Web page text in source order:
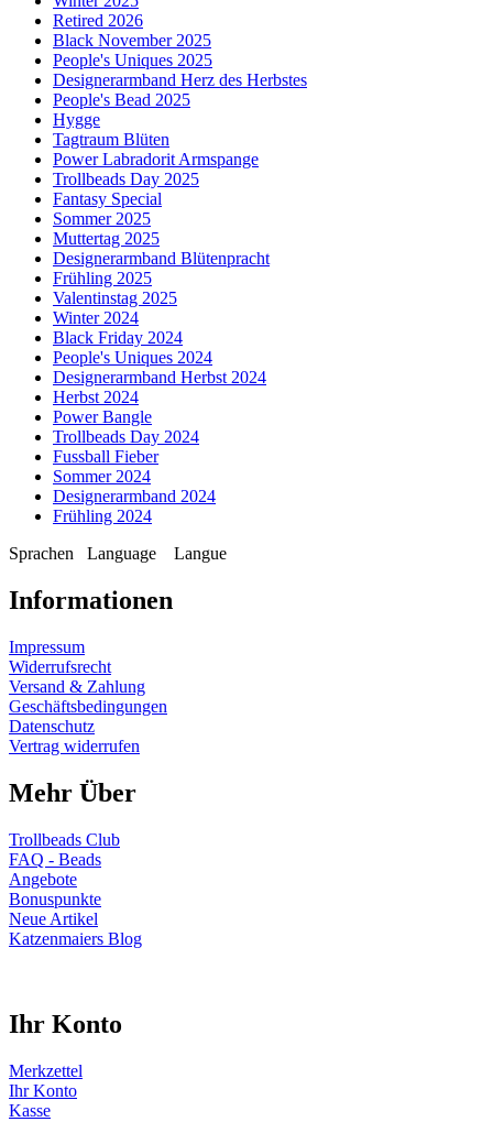
Retired 2026
Black November 2025
People's Uniques 2025
Designerarmband Herz des Herbstes
People's Bead 2025
Hygge
Tagtraum Blüten
Power Labradorit Armspange
Trollbeads Day 2025
Fantasy Special
Sommer 2025
Muttertag 2025
Designerarmband Blütenpracht
Frühling 2025
Valentinstag 2025
Winter 2024
Black Friday 2024
People's Uniques 2024
Designerarmband Herbst 2024
Herbst 2024
Power Bangle
Trollbeads Day 2024
Fussball Fieber
Sommer 2024
Designerarmband 2024
Frühling 2024
Sprachen
Language Langue
Informationen
Impressum
Widerrufsrecht
Versand & Zahlung
Geschäftsbedingungen
Datenschutz
Vertrag widerrufen
Mehr Über
Trollbeads Club
FAQ - Beads
Angebote
Bonuspunkte
Neue Artikel
Katzenmaiers Blog
Ihr Konto
Merkzettel
Ihr Konto
Kasse